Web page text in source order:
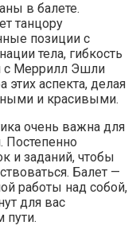
в балете.
танцору
позиции с
тела, гибкость
с Меррилл Эшли
этих аспекта, делая
и красивыми.
очень важна для
Постепенно
и заданий, чтобы
Балет —
работы над собой,
для вас